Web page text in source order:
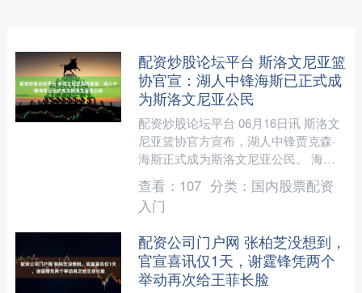
配资炒股论坛平台 斯洛文尼亚篮
协官宣：湖人中锋海斯已正式成
为斯洛文尼亚公民
配资炒股论坛平台 06月16日讯 斯洛文
尼亚篮协官方宣布，湖人中锋贾克森·
海斯正式成为斯洛文尼亚公民。 海斯
未来将可以以归化球员的身份，与东契
奇一同出战国际篮球....
查看： 107 分类： 国内股票配资
入门
配资公司门户网 张柏芝没想到，
官宣喜讯仅1天，谢霆锋凭两个
举动再次给王菲长脸